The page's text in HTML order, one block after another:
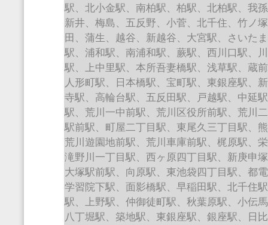
駅、北小金駅、南柏駅、柏駅、北柏駅、我
新井、梅島、五反野、小菅、北千住、竹ノ
田、蒲生、越谷、新越谷、大宮駅、さいた
駅、浦和駅、南浦和駅、蕨駅、西川口駅、
駅、上中里駅、本所吾妻橋駅、浅草駅、蔵
人形町駅、日本橋駅、宝町駅、東銀座駅、
寺駅、高輪台駅、五反田駅、戸越駅、中延
駅、荒川一中前駅、荒川区役所前駅、荒川
駅前駅、町屋二丁目駅、東尾久三丁目駅、
荒川遊園地前駅、荒川車庫前駅、梶原駅、
滝野川一丁目駅、西ヶ原四丁目駅、新庚申
大塚駅前駅、向原駅、東池袋四丁目駅、都
学習院下駅、面影橋駅、早稲田駅、北千住
駅、上野駅、仲御徒町駅、秋葉原駅、小伝
八丁堀駅、築地駅、東銀座駅、銀座駅、日